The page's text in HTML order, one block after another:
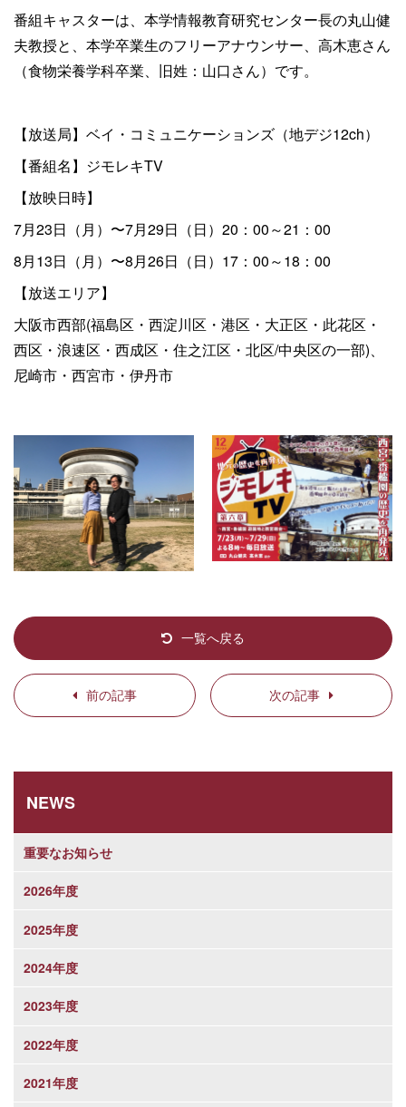
番組キャスターは、本学情報教育研究センター長の丸山健
夫教授と、本学卒業生のフリーアナウンサー、高木恵さん
（食物栄養学科卒業、旧姓：山口さん）です。
【放送局】ベイ・コミュニケーションズ（地デジ12ch）
【番組名】ジモレキTV
【放映日時】
7月23日（月）〜7月29日（日）20：00～21：00
8月13日（月）〜8月26日（日）17：00～18：00
【放送エリア】
大阪市西部(福島区・西淀川区・港区・大正区・此花区・
西区・浪速区・西成区・住之江区・北区/中央区の一部)、
尼崎市・西宮市・伊丹市
前の記事
一覧へ戻る
次の記事
NEWS
重要なお知らせ
2026年度
2025年度
2024年度
2023年度
2022年度
2021年度